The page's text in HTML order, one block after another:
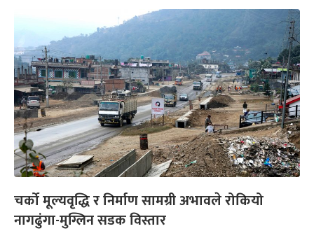
चर्को मूल्यवृद्धि र निर्माण सामग्री अभावले रोकियो
नागढुंगा-मुग्लिन सडक विस्तार